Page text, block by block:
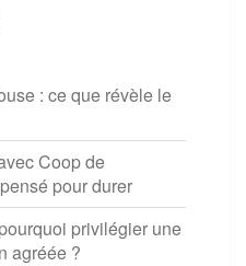
: ce que révèle le
Coop de
pour durer
privilégier une
agréée ?